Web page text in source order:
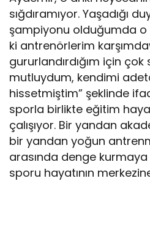
sığdıramıyor. Yaşadığı
şampiyonu olduğumda o
ki antrenörlerim
gururlandırdığım için
mutluydum, kendimi
hissetmiştim” şeklinde
sporla birlikte eğitim
çalışıyor. Bir yandan
bir yandan yoğun
arasında denge
sporu hayatının